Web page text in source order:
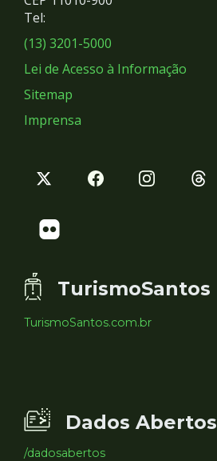
Sociais
Tel:
(13) 3201-5000
Lei de Acesso à Informação
Sitemap
Imprensa
TurismoSantos
TurismoSantos.com.br
Dados Abertos
/dadosabertos